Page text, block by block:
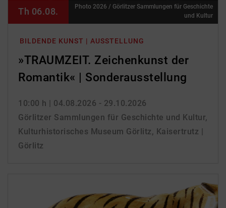
BILDENDE KUNST | AUSSTELLUNG
»TRAUMZEIT. Zeichenkunst der
Romantik« | Sonderausstellung
10:00 h | 04.08.2026 - 29.10.2026
Görlitzer Sammlungen für Geschichte und Kultur,
Kulturhistorisches Museum Görlitz, Kaisertrutz |
Görlitz
Th 06.08.
Photo 2026 / Görlitzer Sammlungen für Geschichte
und Kultur